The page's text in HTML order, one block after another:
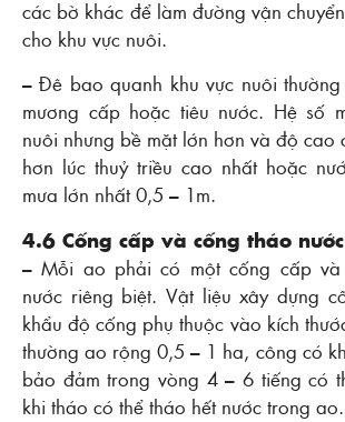
các bờ khác để làm đường vận
cho khu vực nuôi.
– Ðê bao quanh khu vực nuôi
mương cấp hoặc tiêu nước. Hệ số
nuôi nhưng bề mặt lớn hơn và độ cao
hơn lúc thuỷ triều cao nhất hoặc
mưa lớn nhất 0,5 – 1m.
4.6 Cống cấp và cống tháo nước
– Mỗi ao phải có một cống cấp và
nước riêng biệt. Vật liệu xây dựng
khẩu độ cống phụ thuộc vào kích
thường ao rộng 0,5 – 1 ha, công có
bảo đảm trong vòng 4 – 6 tiếng có
khi tháo có thể tháo hết nước trong ao.